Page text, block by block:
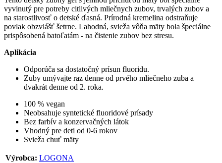
vyvinutý pre potreby citlivých mliečnych zubov, trvalých zubov a
na starostlivosť o detské ďasná. Prírodná kremelina odstraňuje
povlak obzvlášť šetrne. Lahodná, svieža vôňa mäty bola špeciálne
prispôsobená batoľatám - na čistenie zubov bez stresu.
Aplikácia
Odporúča sa dostatočný prísun fluoridu.
Zuby umývajte raz denne od prvého mliečneho zuba a
dvakrát denne od 2. roka.
100 % vegan
Neobsahuje syntetické fluoridové prísady
Bez farbív a konzervačných látok
Vhodný pre deti od 0-6 rokov
Svieža chuť mäty
Výrobca: LOGONA